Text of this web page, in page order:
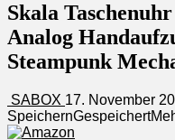
Skala
Analog
Steampunk
SABOX 17. November
SpeichernGespeichert